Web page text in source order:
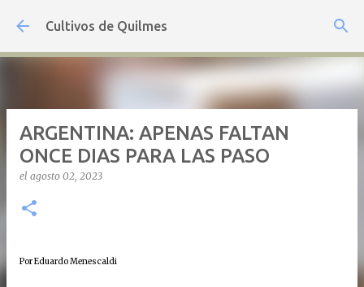
Ir al contenido principal
Cultivos de Quilmes
ARGENTINA: APENAS FALTAN
ONCE DIAS PARA LAS PASO
el agosto 02, 2023
Por Eduardo Menescaldi